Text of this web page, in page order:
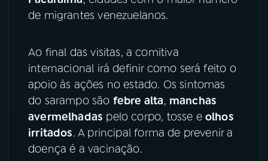
de migrantes venezuelanos.
Ao final das visitas, a comitiva
internacional irá definir como será feito o
apoio às ações no estado. Os sintomas
do sarampo são febre alta, manchas
avermelhadas pelo corpo, tosse e olhos
irritados. A principal forma de prevenir a
doença é a vacinação.